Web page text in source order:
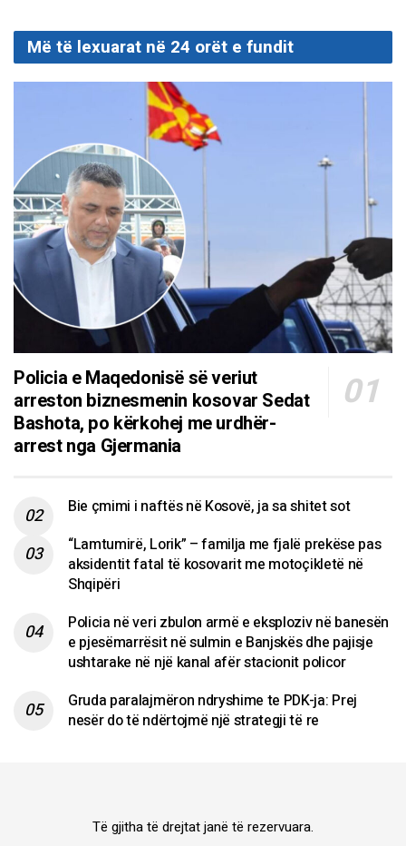
Më të lexuarat në 24 orët e fundit
Policia e Maqedonisë së veriut
arreston biznesmenin kosovar Sedat
Bashota, po kërkohej me urdhër-
arrest nga Gjermania
Bie çmimi i naftës në Kosovë, ja sa shitet sot
“Lamtumirë, Lorik” – familja me fjalë prekëse pas
aksidentit fatal të kosovarit me motoçikletë në
Shqipëri
Policia në veri zbulon armë e eksploziv në banesën
e pjesëmarrësit në sulmin e Banjskës dhe pajisje
ushtarake në një kanal afër stacionit policor
Gruda paralajmëron ndryshime te PDK-ja: Prej
nesër do të ndërtojmë një strategji të re
Të gjitha të drejtat janë të rezervuara.